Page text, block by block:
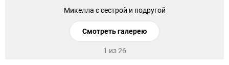
Микелла с сестрой и подругой
Смотреть галерею
1 из 26